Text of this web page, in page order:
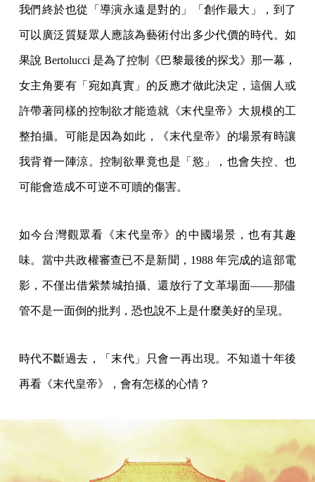
我們終於也從「導演永遠是對的」「創作最大」，到了
可以廣泛質疑眾人應該為藝術付出多少代價的時代。如
果說 Bertolucci 是為了控制《巴黎最後的探戈》那一幕，
女主角要有「宛如真實」的反應才做此決定，這個人或
許帶著同樣的控制欲才能造就《末代皇帝》大規模的工
整拍攝。可能是因為如此，《末代皇帝》的場景有時讓
我背脊一陣涼。控制欲畢竟也是「慾」，也會失控、也
可能會造成不可逆不可贖的傷害。
如今台灣觀眾看《末代皇帝》的中國場景，也有其趣
味。當中共政權審查已不是新聞，1988 年完成的這部電
影，不僅出借紫禁城拍攝、還放行了文革場面——那儘
管不是一面倒的批判，恐也說不上是什麼美好的呈現。
時代不斷過去，「末代」只會一再出現。不知道十年後
再看《末代皇帝》，會有怎樣的心情？